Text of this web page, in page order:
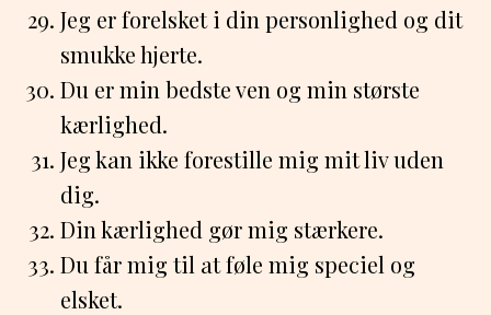
Jeg er forelsket i din personlighed og dit
smukke hjerte.
Du er min bedste ven og min største
kærlighed.
Jeg kan ikke forestille mig mit liv uden
dig.
Din kærlighed gør mig stærkere.
Du får mig til at føle mig speciel og
elsket.